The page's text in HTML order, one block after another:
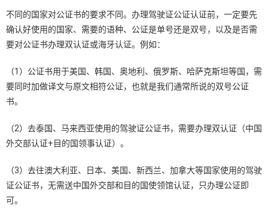
不同的国家对公证书的要求不同。办理驾驶证公证认证前，一定要先
确认好使用的国家、需要的语种、公证是单号还是双号，以及是否需
要对公证书办理双认证或海牙认证。例如：
（1）公证书用于美国、韩国、奥地利、俄罗斯、哈萨克斯坦等国，需
要同时加做译文与原文相符公证，也就是我们通常所说的双号公证
书。
（2）去泰国、马来西亚使用的驾驶证公证书，需要办理双认证（中国
外交部认证+目的国领事认证）。
（3）去往澳大利亚、日本、美国、新西兰、加拿大等国家使用的驾驶
证公证书，无需送中国外交部和目的国使领馆认证，只办理公证即
可。